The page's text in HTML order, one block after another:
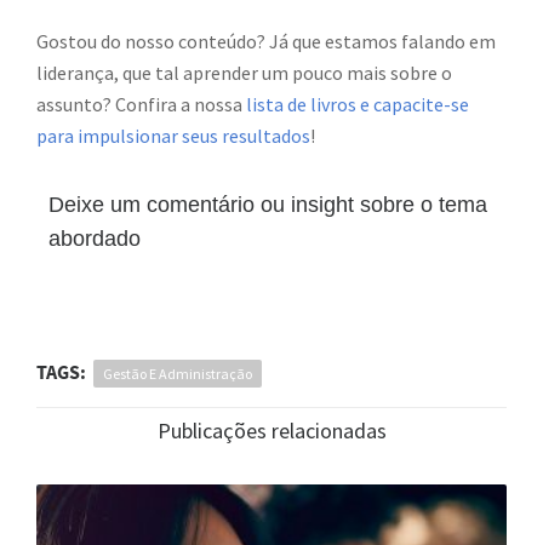
Gostou do nosso conteúdo? Já que estamos falando em
liderança, que tal aprender um pouco mais sobre o
assunto? Confira a nossa lista de livros e capacite-se
para impulsionar seus resultados!
Deixe um comentário ou insight sobre o tema
abordado
TAGS: Gestão E Administração
Publicações relacionadas